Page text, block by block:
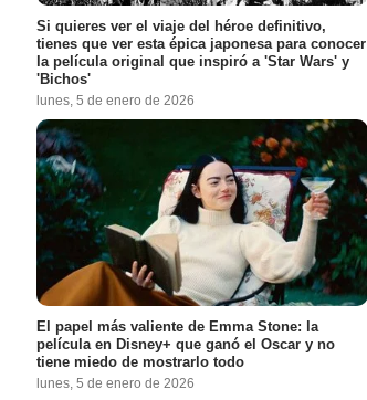
Si quieres ver el viaje del héroe definitivo,
tienes que ver esta épica japonesa para conocer
la película original que inspiró a 'Star Wars' y
'Bichos'
lunes, 5 de enero de 2026
El papel más valiente de Emma Stone: la
película en Disney+ que ganó el Oscar y no
tiene miedo de mostrarlo todo
lunes, 5 de enero de 2026